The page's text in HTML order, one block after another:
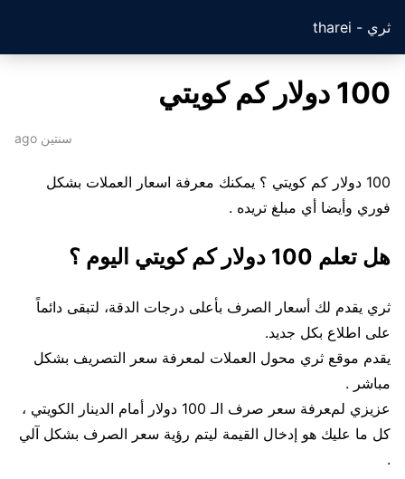
ثري - tharei
100 دولار كم كويتي
سنتين ago
100 دولار كم كويتي ؟ يمكنك معرفة اسعار العملات بشكل
فوري وأيضا أي مبلغ تريده .
هل تعلم 100 دولار كم كويتي اليوم ؟
ثري يقدم لك أسعار الصرف بأعلى درجات الدقة، لتبقى دائماً
على اطلاع بكل جديد.
يقدم موقع ثري محول العملات لمعرفة سعر التصريف بشكل
مباشر .
عزيزي لمعرفة سعر صرف الـ 100 دولار أمام الدينار الكويتي ،
كل ما عليك هو إدخال القيمة ليتم رؤية سعر الصرف بشكل آلي
.